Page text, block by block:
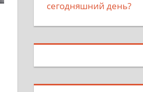
сегодняшний день?